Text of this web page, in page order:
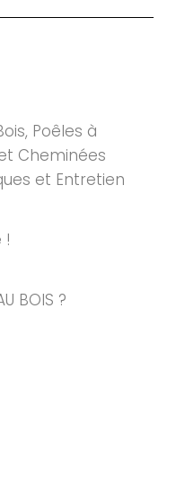
Poêles à
Cheminées
et Entretien
!
BOIS ?